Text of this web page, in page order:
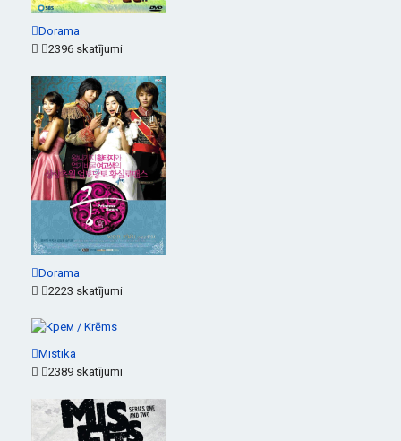
Dorama
2396 skatījumi
Dorama
2223 skatījumi
Mistika
2389 skatījumi